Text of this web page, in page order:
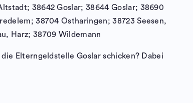
38642 Goslar; 38644 Goslar; 38690
38704 Ostharingen; 38723 Seesen,
Harz; 38709 Wildemann
Elterngeldstelle Goslar schicken? Dabei